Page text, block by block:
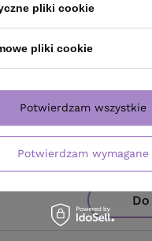
Milaton
38,90 zł
(38,90 zł /
38.90PKT
pliki cookie
pliki cookie
Potwierdzam wymagane
Potwierdzam wszystkie